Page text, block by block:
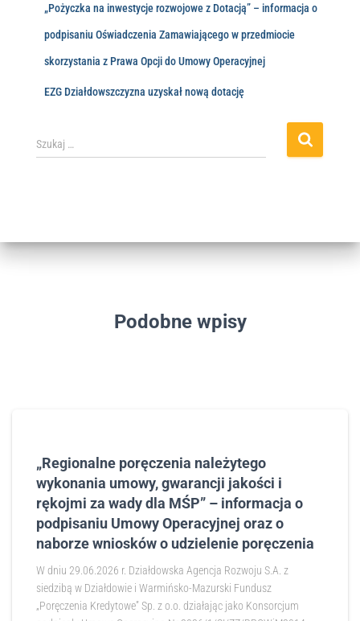
„Pożyczka na inwestycje rozwojowe z Dotacją” – informacja o
podpisaniu Oświadczenia Zamawiającego w przedmiocie
skorzystania z Prawa Opcji do Umowy Operacyjnej
EZG Działdowszczyzna uzyskał nową dotację
Szukaj …
Podobne wpisy
„Regionalne poręczenia należytego
wykonania umowy, gwarancji jakości i
rękojmi za wady dla MŚP” – informacja o
podpisaniu Umowy Operacyjnej oraz o
naborze wniosków o udzielenie poręczenia
W dniu 29.06.2026 r. Działdowska Agencja Rozwoju S.A. z
siedzibą w Działdowie i Warmińsko-Mazurski Fundusz
„Poręczenia Kredytowe” Sp. z o.o. działając jako Konsorcjum